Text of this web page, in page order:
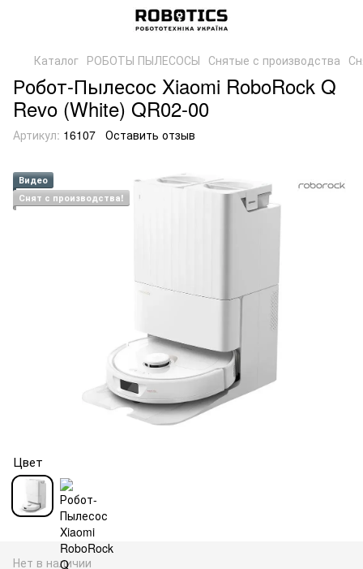
Каталог РОБОТЫ ПЫЛЕСОСЫ Снятые с производства
Робот-Пылесос Xiaomi RoboRock Q
Revo (White) QR02-00
Артикул: 16107 Оставить отзыв
Видео
Снят с производства!
Цвет
Нет в наличии